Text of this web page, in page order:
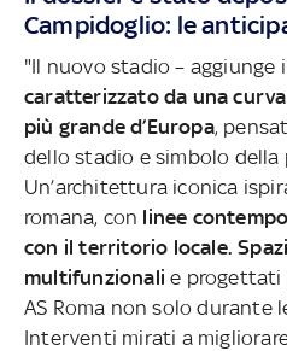
Campidoglio: le
"Il nuovo stadio – aggiunge
caratterizzato da una
più grande d’Europa,
dello stadio e simbolo della
Un’architettura iconica
romana, con linee
con il territorio locale.
multifunzionalie progettati
AS Roma non solo durante
Interventi mirati a